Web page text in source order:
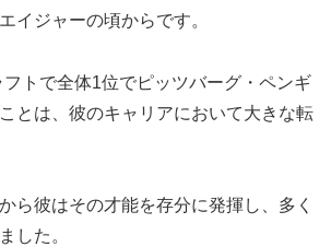
イジャーの頃からです。
トで全体1位でピッツバーグ・ペンギ
とは、彼のキャリアにおいて大きな転
ら彼はその才能を存分に発揮し、多く
した。